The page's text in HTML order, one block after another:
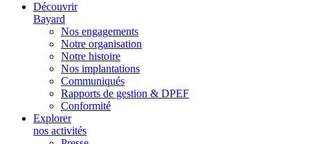
Découvrir
Bayard
Nos engagements
Notre organisation
Notre histoire
Nos implantations
Communiqués
Rapports de gestion & DPEF
Conformité
Explorer
nos activités